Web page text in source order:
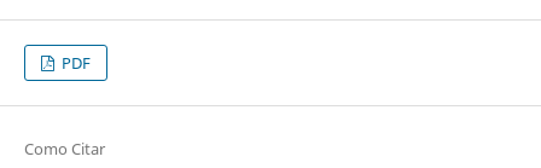
PDF
Como Citar